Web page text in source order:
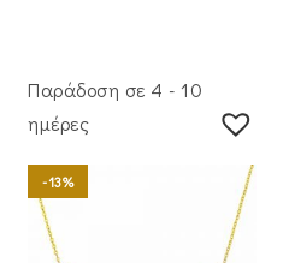
Παράδοση σε 4 - 10
ημέρες
-13%